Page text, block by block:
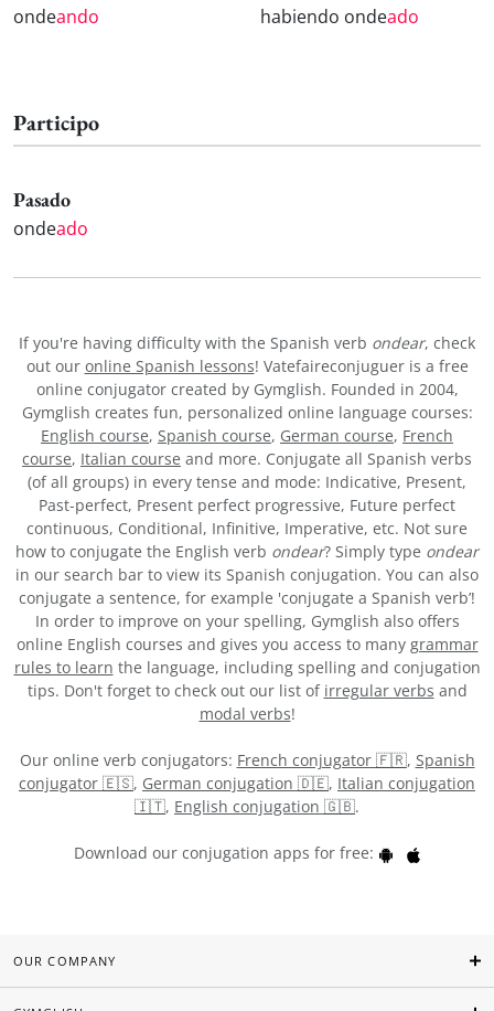
ondeando habiendo ondeado
Participo
Pasado
ondeado
If you're having difficulty with the Spanish verb ondear, check
out our online Spanish lessons! Vatefaireconjuguer is a free
online conjugator created by Gymglish. Founded in 2004,
Gymglish creates fun, personalized online language courses:
English course, Spanish course, German course, French
course, Italian course and more. Conjugate all Spanish verbs
(of all groups) in every tense and mode: Indicative, Present,
Past-perfect, Present perfect progressive, Future perfect
continuous, Conditional, Infinitive, Imperative, etc. Not sure
how to conjugate the English verb ondear? Simply type ondear
in our search bar to view its Spanish conjugation. You can also
conjugate a sentence, for example 'conjugate a Spanish verb’!
In order to improve on your spelling, Gymglish also offers
online English courses and gives you access to many grammar
rules to learn the language, including spelling and conjugation
tips. Don't forget to check out our list of irregular verbs and
modal verbs!
Our online verb conjugators: French conjugator 🇫🇷, Spanish
conjugator 🇪🇸, German conjugation 🇩🇪, Italian conjugation
🇮🇹, English conjugation 🇬🇧.
Download our conjugation apps for free:
OUR COMPANY